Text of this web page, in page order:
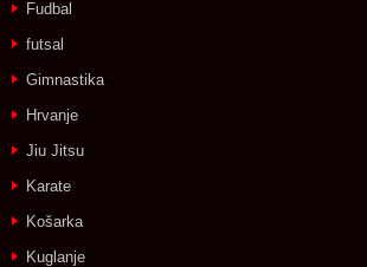
Fudbal
futsal
Gimnastika
Hrvanje
Jiu Jitsu
Karate
Košarka
Kuglanje